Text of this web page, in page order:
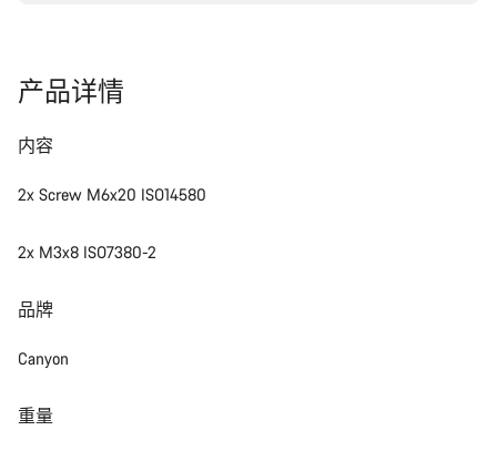
产品详情
内容
2x Screw M6x20 ISO14580
2x M3x8 ISO7380-2
品牌
Canyon
重量